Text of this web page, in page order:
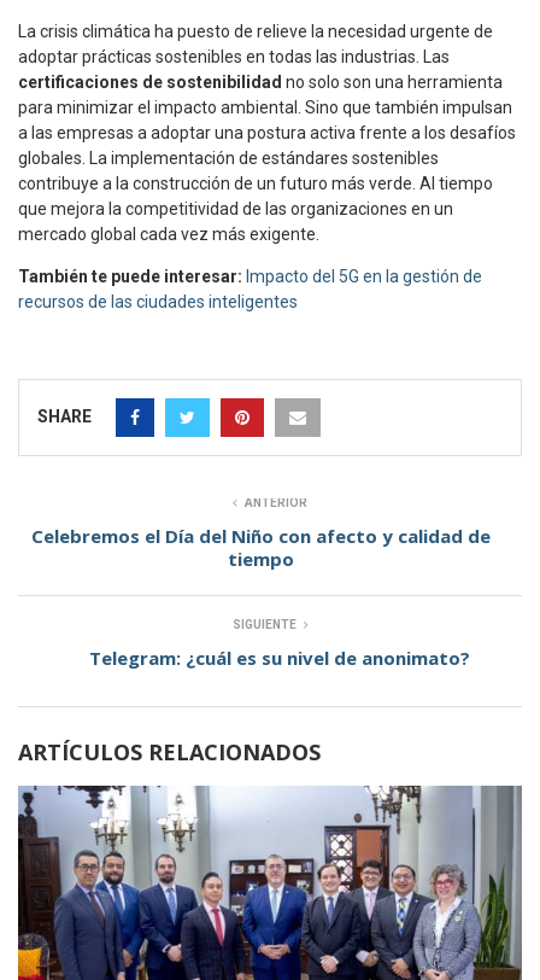
La crisis climática ha puesto de relieve la necesidad urgente de
adoptar prácticas sostenibles en todas las industrias. Las
certificaciones de sostenibilidad no solo son una herramienta
para minimizar el impacto ambiental. Sino que también impulsan
a las empresas a adoptar una postura activa frente a los desafíos
globales. La implementación de estándares sostenibles
contribuye a la construcción de un futuro más verde. Al tiempo
que mejora la competitividad de las organizaciones en un
mercado global cada vez más exigente.
También te puede interesar: Impacto del 5G en la gestión de
recursos de las ciudades inteligentes
SHARE
ANTERIOR
Celebremos el Día del Niño con afecto y calidad de
tiempo
SIGUIENTE
Telegram: ¿cuál es su nivel de anonimato?
ARTÍCULOS RELACIONADOS